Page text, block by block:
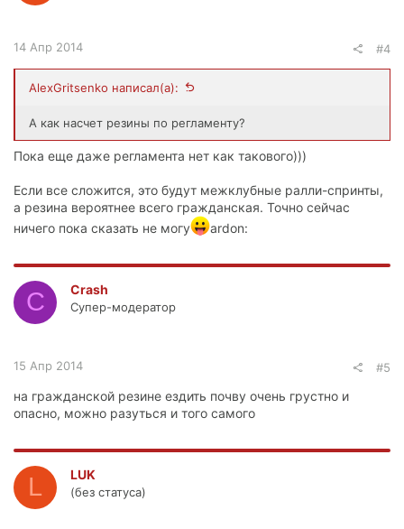
14 Апр 2014 #4
AlexGritsenko написал(а):
А как насчет резины по регламенту?
Пока еще даже регламента нет как такового)))
Если все сложится, это будут межклубные ралли-спринты,
а резина вероятнее всего гражданская. Точно сейчас
ничего пока сказать не могу
ardon:
C Crash
Супер-модератор
15 Апр 2014 #5
на гражданской резине ездить почву очень грустно и
опасно, можно разуться и того самого
L LUK
(без статуса)